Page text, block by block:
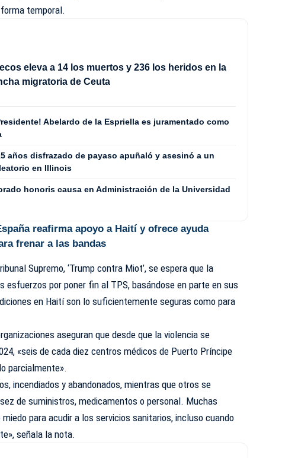
temporal.
eleva a 14 los muertos y 236 los heridos en la
migratoria de Ceuta
Abelardo de la Espriella es juramentado como
años disfrazado de payaso apuñaló y asesinó a un
en Illinois
honoris causa en Administración de la Universidad
reafirma apoyo a Haití y ofrece ayuda
frenar a las bandas
Supremo, ‘Trump contra Miot’, se espera que la
esfuerzos por poner fin al TPS, basándose en parte en sus
en Haití son lo suficientemente seguras como para
aseguran que desde que la violencia se
«seis de cada diez centros médicos de Puerto Príncipe
parcialmente».
incendiados y abandonados, mientras que otros se
de suministros, medicamentos o personal. Muchas
para acudir a los servicios sanitarios, incluso cuando
señala la nota.